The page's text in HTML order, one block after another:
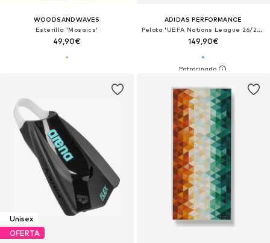
WOODSANDWAVES
Esterilla 'Mosaics'
49,90€
ADIDAS PERFORMANCE
Pelota 'UEFA Nations League 26/27 Pro'
149,90€
Unisex
OFERTA